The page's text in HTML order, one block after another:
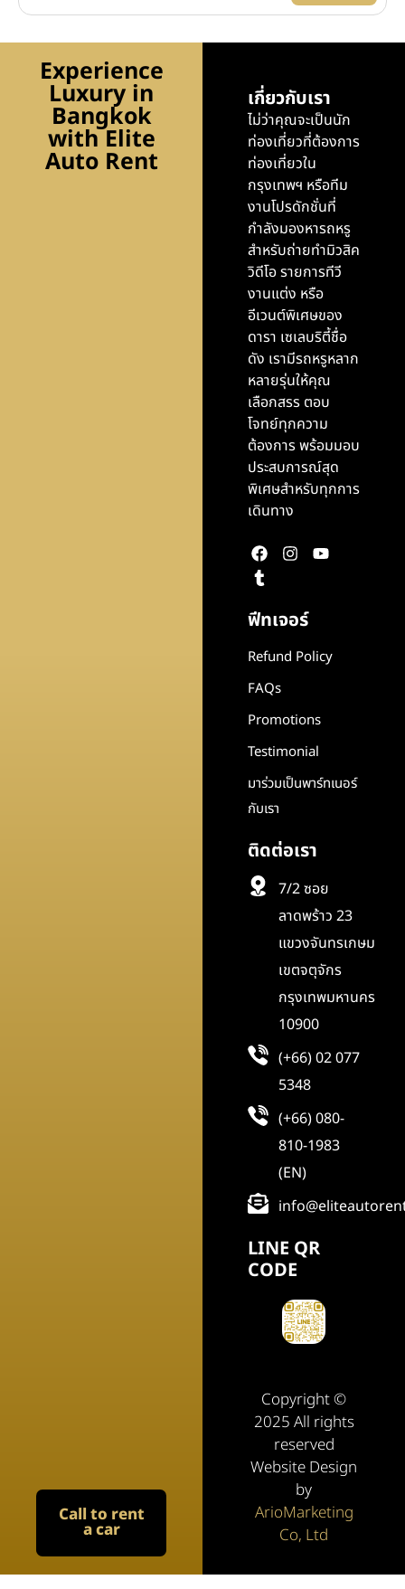
Experience
Luxury in
Bangkok
with Elite
Auto Rent
Call to rent
a car
เกี่ยวกับเรา
ไม่ว่าคุณจะเป็นนัก
ท่องเที่ยวที่ต้องการ
ท่องเที่ยวใน
กรุงเทพฯ หรือทีม
งานโปรดักชั่นที่
กำลังมองหารถหรู
สำหรับถ่ายทำมิวสิค
วิดีโอ รายการทีวี
งานแต่ง หรือ
อีเวนต์พิเศษของ
ดารา เซเลบริตี้ชื่อ
ดัง เรามีรถหรูหลาก
หลายรุ่นให้คุณ
เลือกสรร ตอบ
โจทย์ทุกความ
ต้องการ พร้อมมอบ
ประสบการณ์สุด
พิเศษสำหรับทุกการ
เดินทาง
ฟีทเจอร์
Refund Policy
FAQs
Promotions
Testimonial
มาร่วมเป็นพาร์ทเนอร์
กับเรา
ติดต่อเรา
7/2 ซอย
ลาดพร้าว 23
แขวงจันทรเกษม
เขตจตุจักร
กรุงเทพมหานคร
10900
(+66) 02 077
5348
(+66) 080-
810-1983
(EN)
LINE QR
CODE
Copyright ©
2025 All rights
reserved
Website Design
by
ArioMarketing
Co, Ltd